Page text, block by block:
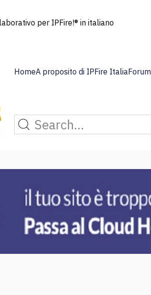
per IPFire!® in italiano
HomeA proposito di IPFire ItaliaForum